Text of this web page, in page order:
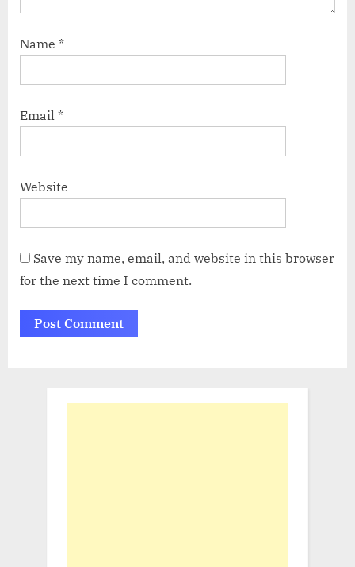
Name *
Email *
Website
Save my name, email, and website in this browser
for the next time I comment.